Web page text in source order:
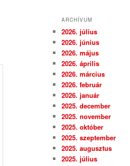
ARCHÍVUM
2026. július
2026. június
2026. május
2026. április
2026. március
2026. február
2026. január
2025. december
2025. november
2025. október
2025. szeptember
2025. augusztus
2025. július